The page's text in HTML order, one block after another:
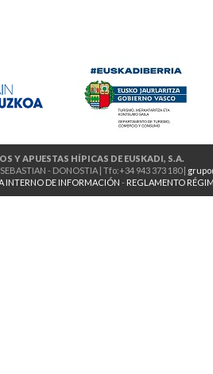
Y APUESTAS HÍPICAS DE EUSKADI, S.A.
- DONOSTIA | Tfo:+34 943 373 180 |
INTERNO DE INFORMACIÓN - REGLAMENTO